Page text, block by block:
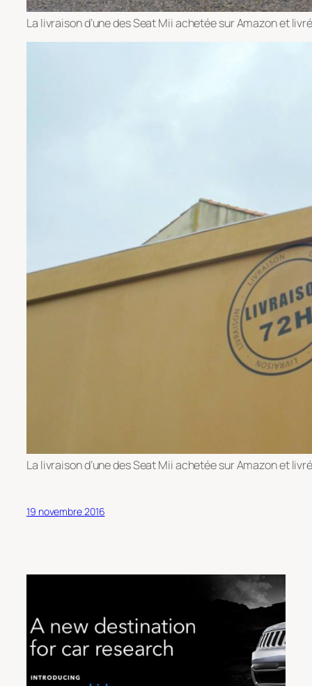
La livraison d’une des Seat Mii achetée sur Amazon et
La livraison d’une des Seat Mii achetée sur Amazon et
19 novembre 2016